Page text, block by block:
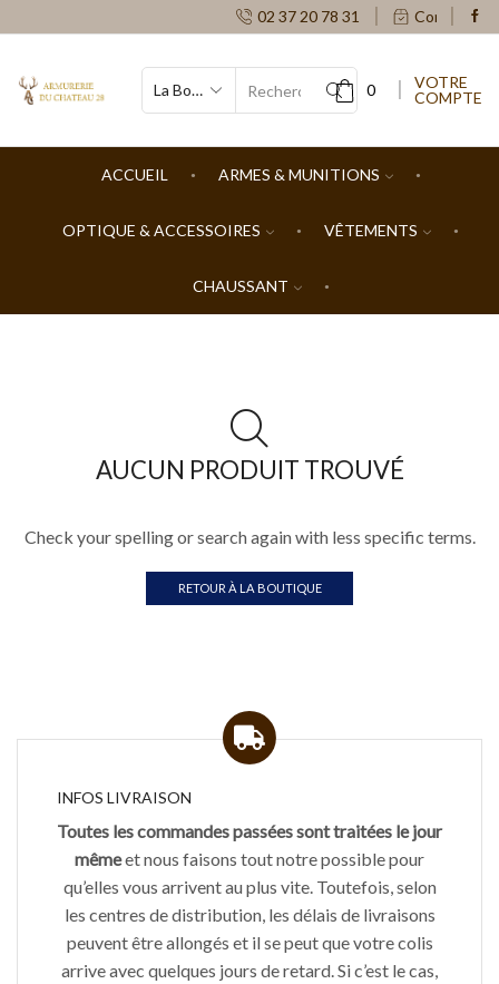
02 37 20 78 31 Contacts
SEARCH
0
VOTRE
COMPTE
ACCUEIL ARMES & MUNITIONS
OPTIQUE & ACCESSOIRES VÊTEMENTS
CHAUSSANT
AUCUN PRODUIT TROUVÉ
Check your spelling or search again with less specific terms.
RETOUR À LA BOUTIQUE
INFOS LIVRAISON
Toutes les commandes passées sont traitées le jour
mêmeet nous faisons tout notre possible pour
qu’elles vous arrivent au plus vite. Toutefois, selon
les centres de distribution, les délais de livraisons
peuvent être allongés et il se peut que votre colis
arrive avec quelques jours de retard. Si c’est le cas,